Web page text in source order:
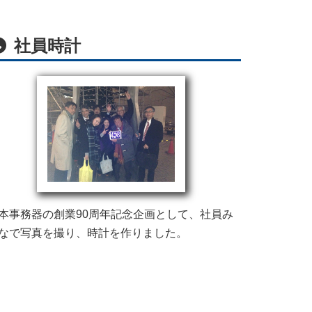
社員時計
事務器の創業90周年記念企画として、社員み
で写真を撮り、時計を作りました。